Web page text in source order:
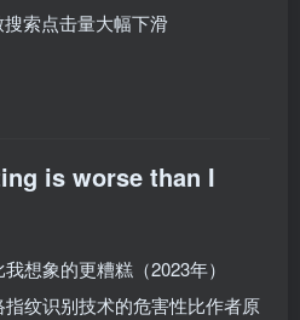
搜索点击量大幅下滑
is worse than I
想象的更糟糕（2023年）
指纹识别技术的危害性比作者原